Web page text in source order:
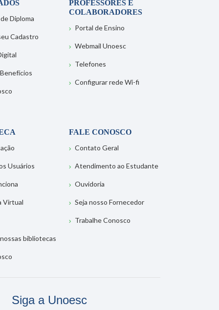
Diploma
Cadastro
PROFESSORES E
COLABORADORES
Portal de Ensino
Webmail Unoesc
Telefones
Configurar rede Wi-fi
Usuários
Virtual
bibliotecas
FALE CONOSCO
Contato Geral
Atendimento ao Estudante
Ouvidoria
Seja nosso Fornecedor
Trabalhe Conosco
Siga a Unoesc